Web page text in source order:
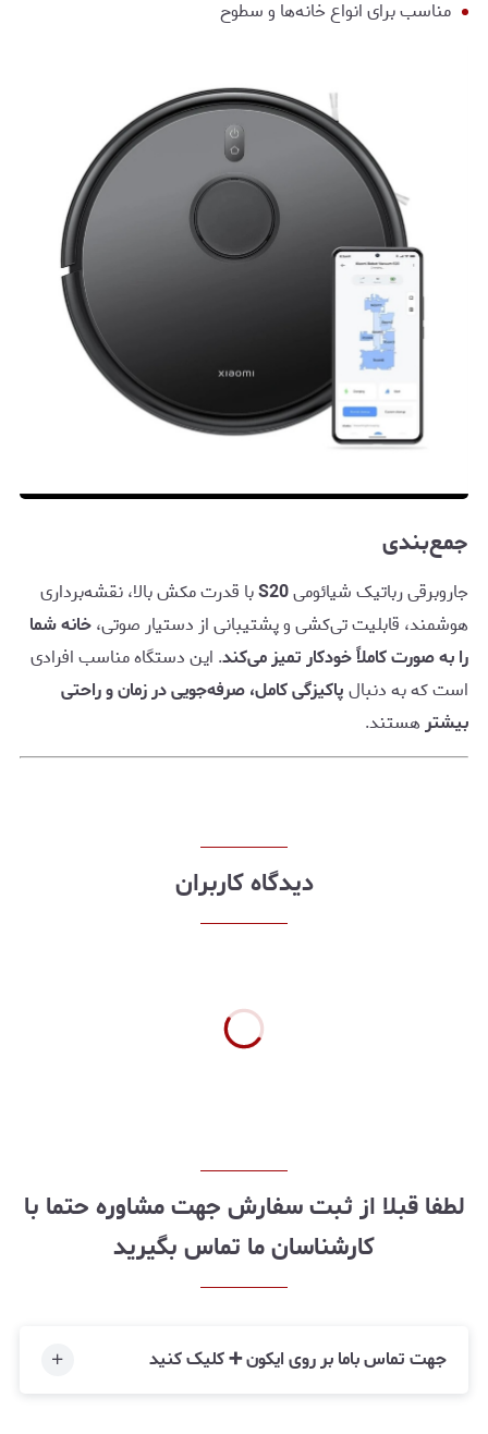
مناسب برای انواع خانه‌ها و سطوح
جمع‌بندی
جاروبرقی رباتیک شیائومیS20با قدرت مکش بالا، نقشه‌برداری
هوشمند، قابلیت تی‌کشی و پشتیبانی از دستیار صوتی،خانه شما
را به صورت کاملاً خودکار تمیز می‌کند. این دستگاه مناسب افرادی
است که به دنبالپاکیزگی کامل، صرفه‌جویی در زمان و راحتی
بیشترهستند.
دیدگاه کاربران
لطفا قبلا از ثبت سفارش جهت مشاوره حتما با
کارشناسان ما تماس بگیرید
جهت تماس باما بر روی ایکون ➕ کلیک کنید